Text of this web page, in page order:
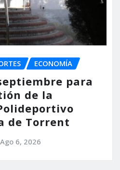
ECONOMÍA
para
de la
de Torrent
Ago 6, 2026